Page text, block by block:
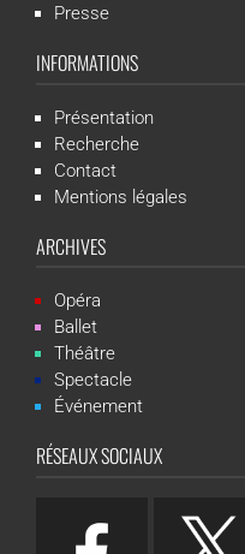
Presse
INFORMATIONS
Présentation
Recherche
Contact
Mentions légales
ARCHIVES
Opéra
Ballet
Théâtre
Spectacle
Événement
RÉSEAUX SOCIAUX